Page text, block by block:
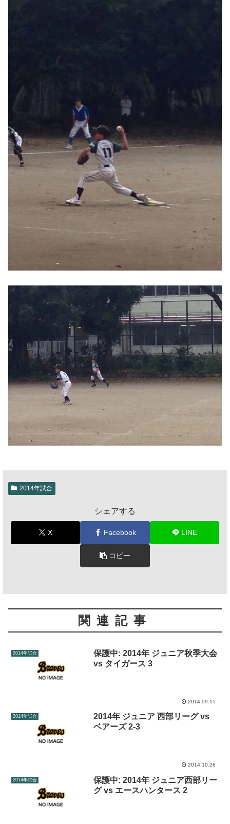
2014年試合
シェアする
X Facebook LINE
コピー
関連記事
2014年試合
保護中: 2014年 ジュニア秋季大会
vs タイガース 3
2014.09.15
2014年試合
2014年 ジュニア 西部リーグ vs
ベアーズ 2-3
2014.10.26
2014年試合
保護中: 2014年 ジュニア西部リー
グ vs エースハンタース 2